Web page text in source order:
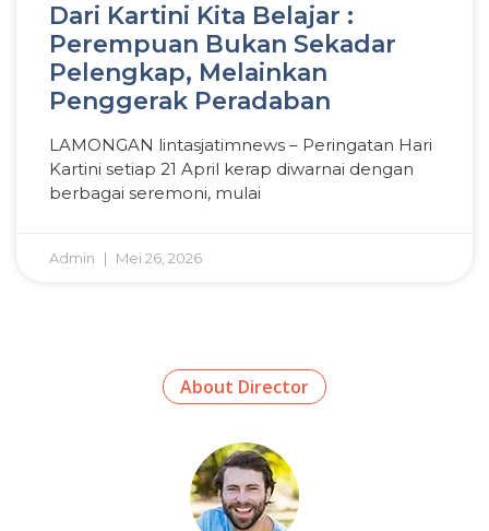
Dari Kartini Kita Belajar :
Perempuan Bukan Sekadar
Pelengkap, Melainkan
Penggerak Peradaban
LAMONGAN lintasjatimnews – Peringatan Hari
Kartini setiap 21 April kerap diwarnai dengan
berbagai seremoni, mulai
Admin Mei 26, 2026
About Director